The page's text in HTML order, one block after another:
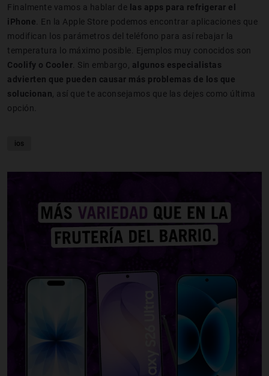
Finalmente vamos a hablar de las apps para refrigerar el
iPhone. En la Apple Store podemos encontrar aplicaciones que
modifican los parámetros del teléfono para así rebajar la
temperatura lo máximo posible. Ejemplos muy conocidos son
Coolify o Cooler. Sin embargo, algunos especialistas
advierten que pueden causar más problemas de los que
solucionan, así que te aconsejamos que las dejes como última
opción.
ios